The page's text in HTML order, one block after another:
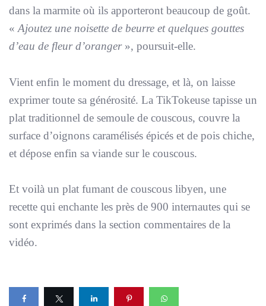
dans la marmite où ils apporteront beaucoup de goût.
«Ajoutez une noisette de beurre et quelques gouttes
d’eau de fleur d’oranger», poursuit-elle.
Vient enfin le moment du dressage, et là, on laisse
exprimer toute sa générosité. La TikTokeuse tapisse un
plat traditionnel de semoule de couscous, couvre la
surface d’oignons caramélisés épicés et de pois chiche,
et dépose enfin sa viande sur le couscous.
Et voilà un plat fumant de couscous libyen, une
recette qui enchante les près de 900 internautes qui se
sont exprimés dans la section commentaires de la
vidéo.